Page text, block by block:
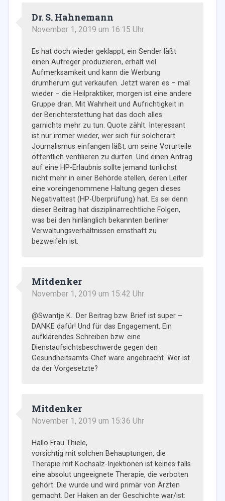
Dr. S. Hahnemann
November 1, 2019 um 16:15 Uhr
Es hat doch wieder geklappt, ein Sender läßt
einen Aufreger produzieren, erhält viel
Aufmerksamkeit und kann die Werbung
drumherum gut verkaufen. Jetzt waren es – mal
wieder – die Heilpraktiker, morgen ist eine andere
Gruppe dran. Mit Wahrheit und Aufrichtigkeit in
der Berichterstettung hat das doch alles
garnichts mehr zu tun. Quote zählt. Interessant
ist nur immer wieder, wer sich für solcherart
Journalismus einfangen läßt, um seine Vorurteile
öffentlich ventilieren zu dürfen. Und einen Antrag
auf eine HP-Erlaubnis sollte jemand tunlichst
nicht mehr in einer Behörde stellen, deren Leiter
eine voreingenommene Haltung gegen dieses
Negativattest (HP-Überprüfung) hat. Es sei denn
dieser Beitrag hat disziplinarrechtliche Folgen,
was bei den hinlänglich bekannten berliner
Verwaltungsverhältnissen ernsthaft zu
bezweifeln ist.
Mitdenker
November 1, 2019 um 15:42 Uhr
@Swantje K.: Der Beitrag bzw. Brief ist super –
DANKE dafür! Und für das Engagement. Ein
aufklärendes Schreiben bzw. eine
Dienstaufsichtsbeschwerde gegen den
Gesundheitsamts-Chef wäre angebracht. Wer ist
da der Vorgesetzte?
Mitdenker
November 1, 2019 um 15:36 Uhr
Hallo Frau Thiele,
vorsichtig mit solchen Behauptungen, die
Therapie mit Kochsalz-Injektionen ist keines falls
eine absolut ungeeignete Therapie, die verboten
gehört. Die wurde und wird primär von Ärzten
gemacht. Der Haken an der Geschichte war/ist: